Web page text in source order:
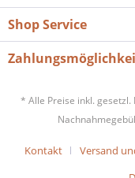
Shop Service
* Alle Preise inkl.
Kontakt Versand